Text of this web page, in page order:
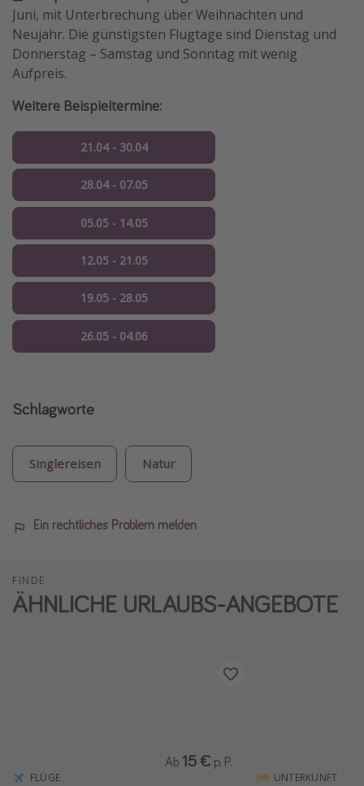
Juni, mit Unterbrechung über Weihnachten und
Neujahr. Die günstigsten Flugtage sind Dienstag und
Donnerstag – Samstag und Sonntag mit wenig
Aufpreis.
Weitere Beispieltermine:
21.04 - 30.04
28.04 - 07.05
05.05 - 14.05
12.05 - 21.05
19.05 - 28.05
26.05 - 04.06
Schlagworte
Singlereisen Natur
Ein rechtliches Problem melden
FINDE
ÄHNLICHE URLAUBS-ANGEBOTE
FLÜGE
Ab 15 € p. P.
UNTERKUNFT